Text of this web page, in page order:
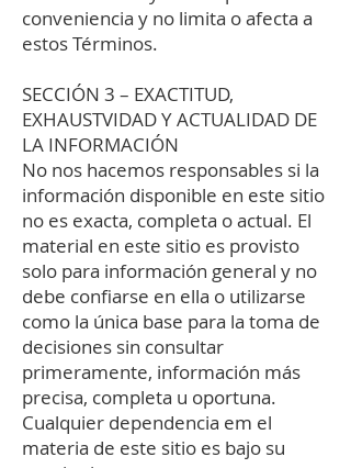
conveniencia y no limita o afecta a
estos Términos.
SECCIÓN 3 – EXACTITUD,
EXHAUSTVIDAD Y ACTUALIDAD DE
LA INFORMACIÓN
No nos hacemos responsables si la
información disponible en este sitio
no es exacta, completa o actual. El
material en este sitio es provisto
solo para información general y no
debe confiarse en ella o utilizarse
como la única base para la toma de
decisiones sin consultar
primeramente, información más
precisa, completa u oportuna.
Cualquier dependencia em el
materia de este sitio es bajo su